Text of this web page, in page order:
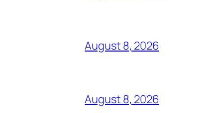
August 8, 2026
August 8, 2026